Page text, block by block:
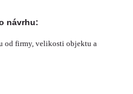
návrhu:
od firmy, velikosti objektu a